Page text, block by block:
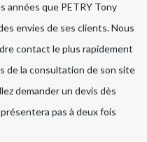
années que PETRY Tony
envies de ses clients. Nous
contact le plus rapidement
de la consultation de son site
demander un devis dès
pas à deux fois